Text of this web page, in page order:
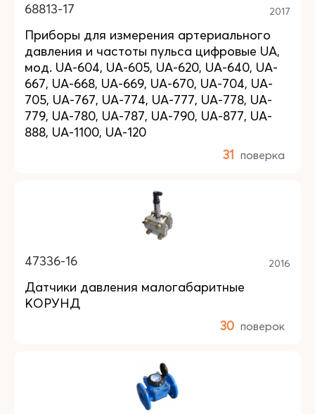
68813-17 2017
Приборы для измерения артериального
давления и частоты пульса цифровые UA,
мод. UA-604, UA-605, UA-620, UA-640, UA-
667, UA-668, UA-669, UA-670, UA-704, UA-
705, UA-767, UA-774, UA-777, UA-778, UA-
779, UA-780, UA-787, UA-790, UA-877, UA-
888, UA-1100, UA-120
31 поверка
47336-16 2016
Датчики давления малогабаритные
КОРУНД
30 поверок